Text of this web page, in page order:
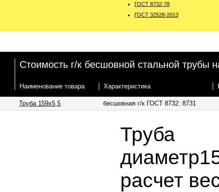
ГОСТ 8732-78
ГОСТ 32528-2013
Стоимость г/к бесшовной стальной трубы
Наименование товара Характеристика
Труба 159x5,5 бесшовная г/к ГОСТ 8732: 8731
Труба
расчет